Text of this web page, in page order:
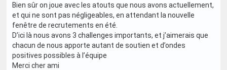
Bien sûr on joue avec les atouts que nous avons actuellement,
et qui ne sont pas négligeables, en attendant la nouvelle
fenêtre de recrutements en été.
D’ici là nous avons 3 challenges importants, et j’aimerais que
chacun de nous apporte autant de soutien et d’ondes
positives possibles à l’équipe
Merci cher ami